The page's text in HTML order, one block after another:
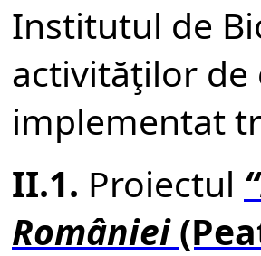
Institutul de
activităţilor de
implementat
II.1. Proiectul “
României